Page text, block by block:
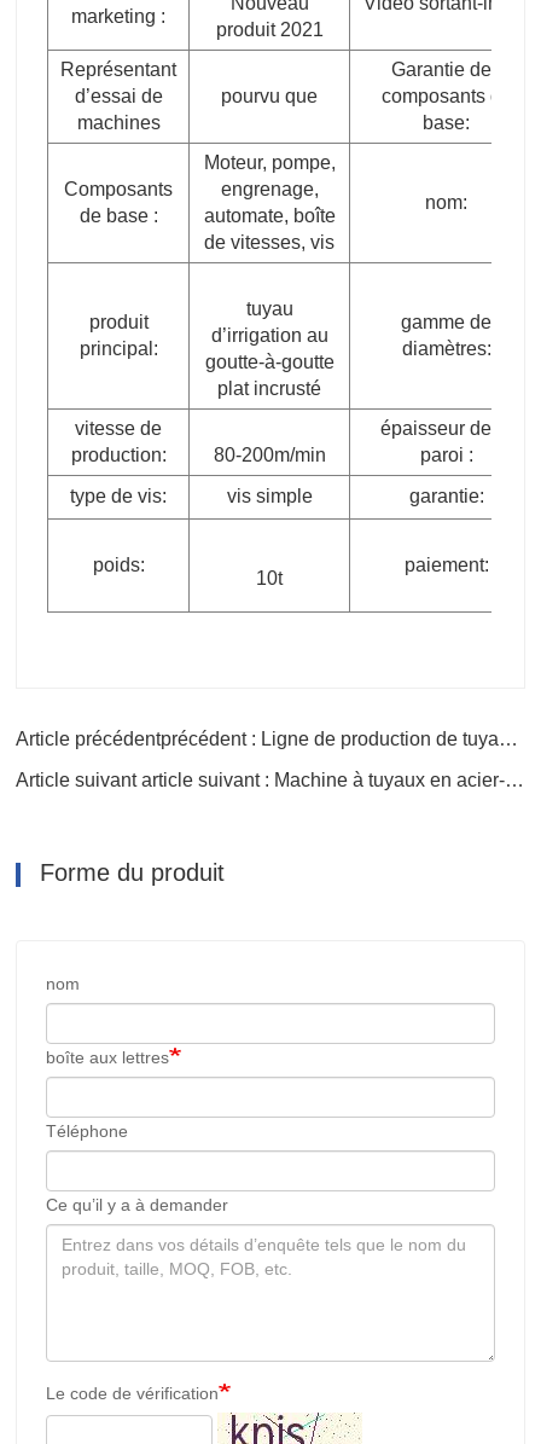
marketing :
produit 2021
Représentant
d’essai de
machines
pourvu que
Garantie des
composants de
base:
Composants
de base :
Moteur, pompe,
engrenage,
automate, boîte
de vitesses, vis
nom:
produit
principal:
tuyau
d’irrigation au
goutte-à-goutte
plat incrusté
gamme de
diamètres:
vitesse de
production:
80-200m/min
épaisseur de la
paroi :
type de vis:
vis simple garantie:
poids:
10t
paiement:
Article précédentprécédent : Ligne de production de tuyaux UHMWPE pour rouleaux
Article suivant article suivant : Machine à tuyaux en acier-plastique anticorrosion
Forme du produit
nom
boîte aux lettres
Téléphone
Ce qu’il y a à demander
Le code de vérification